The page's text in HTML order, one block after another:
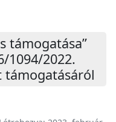
támogatása”
1094/2022.
támogatásáról